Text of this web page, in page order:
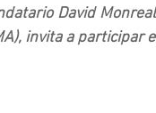
David
invita a participar